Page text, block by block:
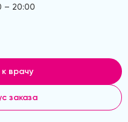
– 20:00
врачу
заказа